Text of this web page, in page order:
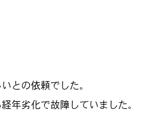
との依頼でした。
年劣化で故障していました。